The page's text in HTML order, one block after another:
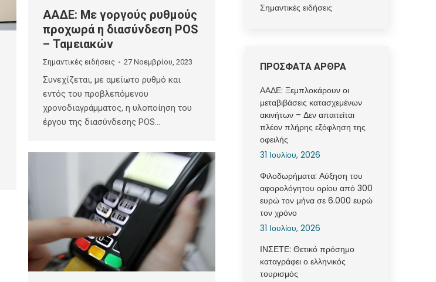
ΑΑΔΕ: Με γοργούς ρυθμούς
προχωρά η διασύνδεση POS
– Ταμειακών
Σημαντικές ειδήσεις 27 Νοεμβρίου, 2023
Συνεχίζεται, με αμείωτο ρυθμό και
εντός του προβλεπόμενου
χρονοδιαγράμματος, η υλοποίηση του
έργου της διασύνδεσης POS…
Σημαντικές ειδήσεις
ΠΡΟΣΦΑΤΑ ΑΡΘΡΑ
ΑΑΔΕ: Ξεμπλοκάρουν οι
μεταβιβάσεις κατασχεμένων
ακινήτων – Δεν απαιτείται
πλέον πλήρης εξόφληση της
οφειλής
31 Ιουλίου, 2026
Φιλοδωρήματα: Αύξηση του
αφορολόγητου ορίου από 300
ευρώ τον μήνα σε 6.000 ευρώ
τον χρόνο
31 Ιουλίου, 2026
ΙΝΣΕΤΕ: Θετικό πρόσημο
καταγράφει ο ελληνικός
τουρισμός